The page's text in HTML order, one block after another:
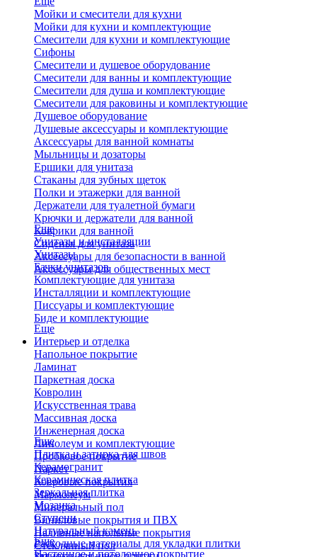
Мойки и смесители для кухни
Мойки для кухни и комплектующие
Смесители для кухни и комплектующие
Сифоны
Смесители и душевое оборудование
Смесители для ванны и комплектующие
Смесители для душа и комплектующие
Смесители для раковины и комплектующие
Душевое оборудование
Душевые аксессуары и комплектующие
Аксессуары для ванной комнаты
Мыльницы и дозаторы
Ершики для унитаза
Стаканы для зубных щеток
Полки и этажерки для ванной
Держатели для туалетной бумаги
Крючки и держатели для ванной
Коврики для ванной
Сиденья для унитаза
Аксессуары для безопасности в ванной
Аксессуары для общественных мест
Еще
Унитазы и инсталляции
Унитазы
Бачки унитазов
Комплектующие для унитаза
Инсталляции и комплектующие
Писсуары и комплектующие
Биде и комплектующие
Еще
Интерьер и отделка
Напольное покрытие
Ламинат
Паркетная доска
Ковролин
Искусственная трава
Массивная доска
Инженерная доска
Линолеум и комплектующие
Пробковое покрытие
Паркет
Ковровые покрытия
Мармолеум
Минеральный пол
Виниловые покрытия и ПВХ
Наливные напольные покрытия
Стеклянный пол
Еще
Плитка и затирка для швов
Керамогранит
Керамическая плитка
Зеркальная плитка
Мозаика
Ступени
Натуральный камень
Расходные материалы для укладки плитки
Еще
Настенное и потолочное покрытие